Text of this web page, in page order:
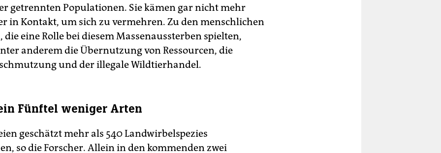
getrennten Populationen. Sie kämen gar nicht mehr
in Kontakt, um sich zu vermehren. Zu den menschlichen
eine Rolle bei diesem Massenaussterben spielten,
anderem die Übernutzung von Ressourcen, die
und der illegale Wildtierhandel.
Fünftel weniger Arten
geschätzt mehr als 540 Landwirbelspezies
so die Forscher. Allein in den kommenden zwei